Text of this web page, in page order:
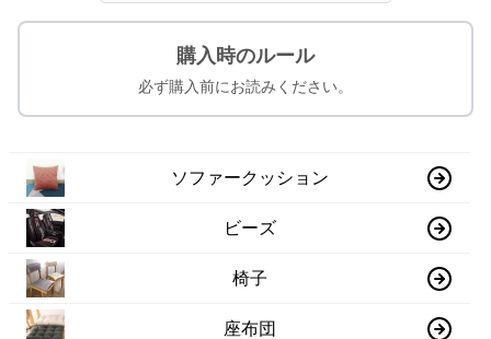
購入時のルール
必ず購入前にお読みください。
ソファークッション
ビーズ
椅子
座布団